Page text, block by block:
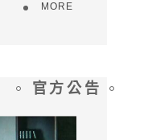
MORE
官方公告